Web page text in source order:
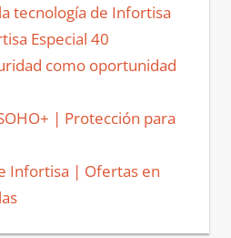
tecnología de Infortisa
Especial 40
como oportunidad
| Protección para
Infortisa | Ofertas en